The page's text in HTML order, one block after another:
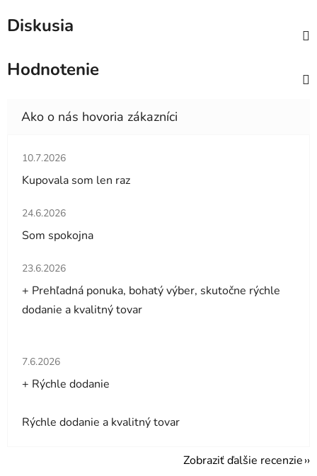
Diskusia
Hodnotenie
Hodnotenie obchodu je 5 z 5 hviezdičiek.
10.7.2026
Kupovala som len raz
Hodnotenie obchodu je 5 z 5 hviezdičiek.
24.6.2026
Som spokojna
Hodnotenie obchodu je 5 z 5 hviezdičiek.
23.6.2026
+ Prehľadná ponuka, bohatý výber, skutočne rýchle
dodanie a kvalitný tovar
Hodnotenie obchodu je 5 z 5 hviezdičiek.
7.6.2026
+ Rýchle dodanie
Rýchle dodanie a kvalitný tovar
Zobraziť ďalšie recenzie